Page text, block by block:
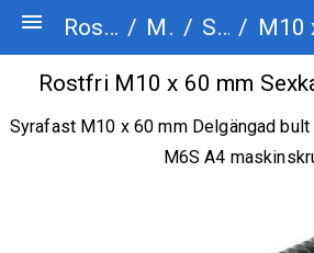
menu Rostfriskruv.se / Maskinskruv / Sexkantskruv skaft / M10
Rostfri M10 x 60 mm
Syrafast M10 x 60 mm Delgängad
M6S A4